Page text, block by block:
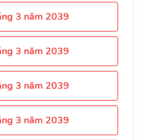
3 năm 2039
3 năm 2039
3 năm 2039
3 năm 2039